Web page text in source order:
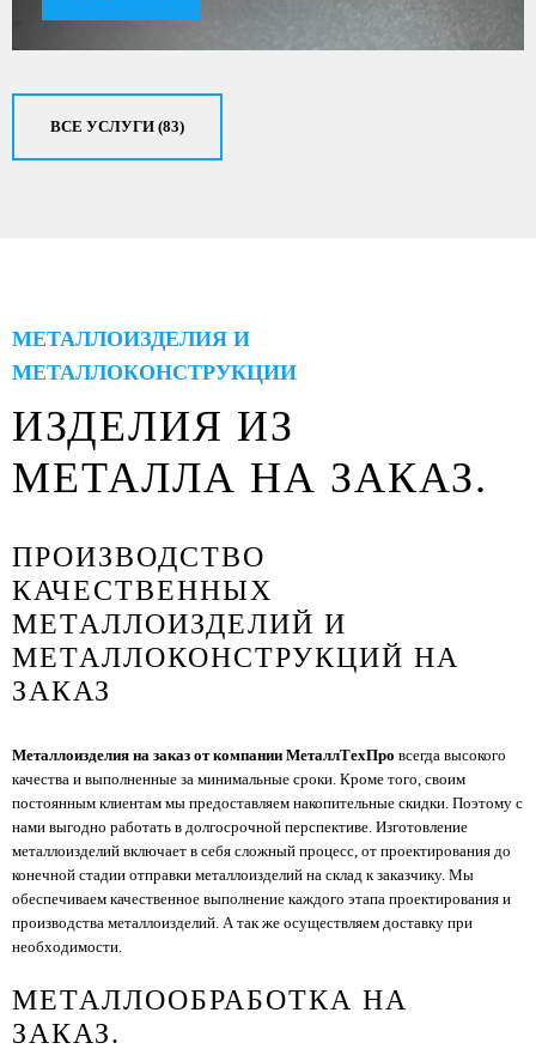
ВСЕ УСЛУГИ (83)
МЕТАЛЛОИЗДЕЛИЯ И
МЕТАЛЛОКОНСТРУКЦИИ
ИЗДЕЛИЯ ИЗ
МЕТАЛЛА НА ЗАКАЗ.
ПРОИЗВОДСТВО
КАЧЕСТВЕННЫХ
МЕТАЛЛОИЗДЕЛИЙ И
МЕТАЛЛОКОНСТРУКЦИЙ НА
ЗАКАЗ
Металлоизделия на заказ от компании МеталлТехПро всегда высокого
качества и выполненные за минимальные сроки. Кроме того, своим
постоянным клиентам мы предоставляем накопительные скидки. Поэтому с
нами выгодно работать в долгосрочной перспективе. Изготовление
металлоизделий включает в себя сложный процесс, от проектирования до
конечной стадии отправки металлоизделий на склад к заказчику. Мы
обеспечиваем качественное выполнение каждого этапа проектирования и
производства металлоизделий. А так же осуществляем доставку при
необходимости.
МЕТАЛЛООБРАБОТКА НА
ЗАКАЗ.